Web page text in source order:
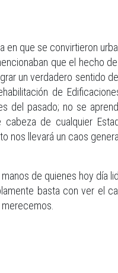
que se convirtieron
que el hecho
un verdadero sentido
de
del pasado; no se
de cualquier
nos llevará un caos
de quienes hoy
basta con ver el